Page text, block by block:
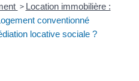
> Location immobilière :
conventionné
locative sociale ?